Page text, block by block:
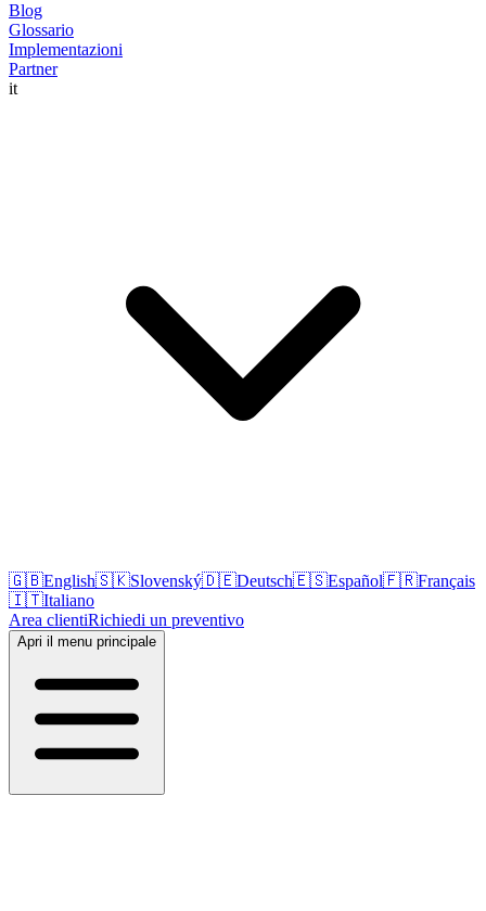
Blog
Glossario
Implementazioni
Partner
it
🇬🇧English🇸🇰Slovenský🇩🇪Deutsch🇪🇸Español🇫🇷Français
🇮🇹Italiano
Area clientiRichiedi un preventivo
Apri il menu principale